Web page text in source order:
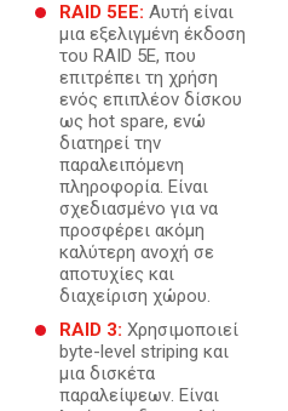
RAID 5EE: Αυτή είναι
μια εξελιγμένη έκδοση
του RAID 5E, που
επιτρέπει τη χρήση
ενός επιπλέον δίσκου
ως hot spare, ενώ
διατηρεί την
παραλειπόμενη
πληροφορία. Είναι
σχεδιασμένο για να
προσφέρει ακόμη
καλύτερη ανοχή σε
αποτυχίες και
διαχείριση χώρου.
RAID 3: Χρησιμοποιεί
byte-level striping και
μια δισκέτα
παραλείψεων. Είναι